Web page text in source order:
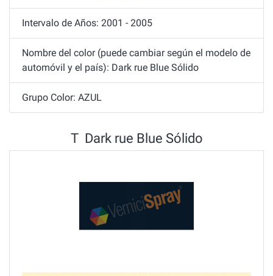
Intervalo de Años: 2001 - 2005
Nombre del color (puede cambiar según el modelo de
automóvil y el país): Dark rue Blue Sólido
Grupo Color: AZUL
T Dark rue Blue Sólido